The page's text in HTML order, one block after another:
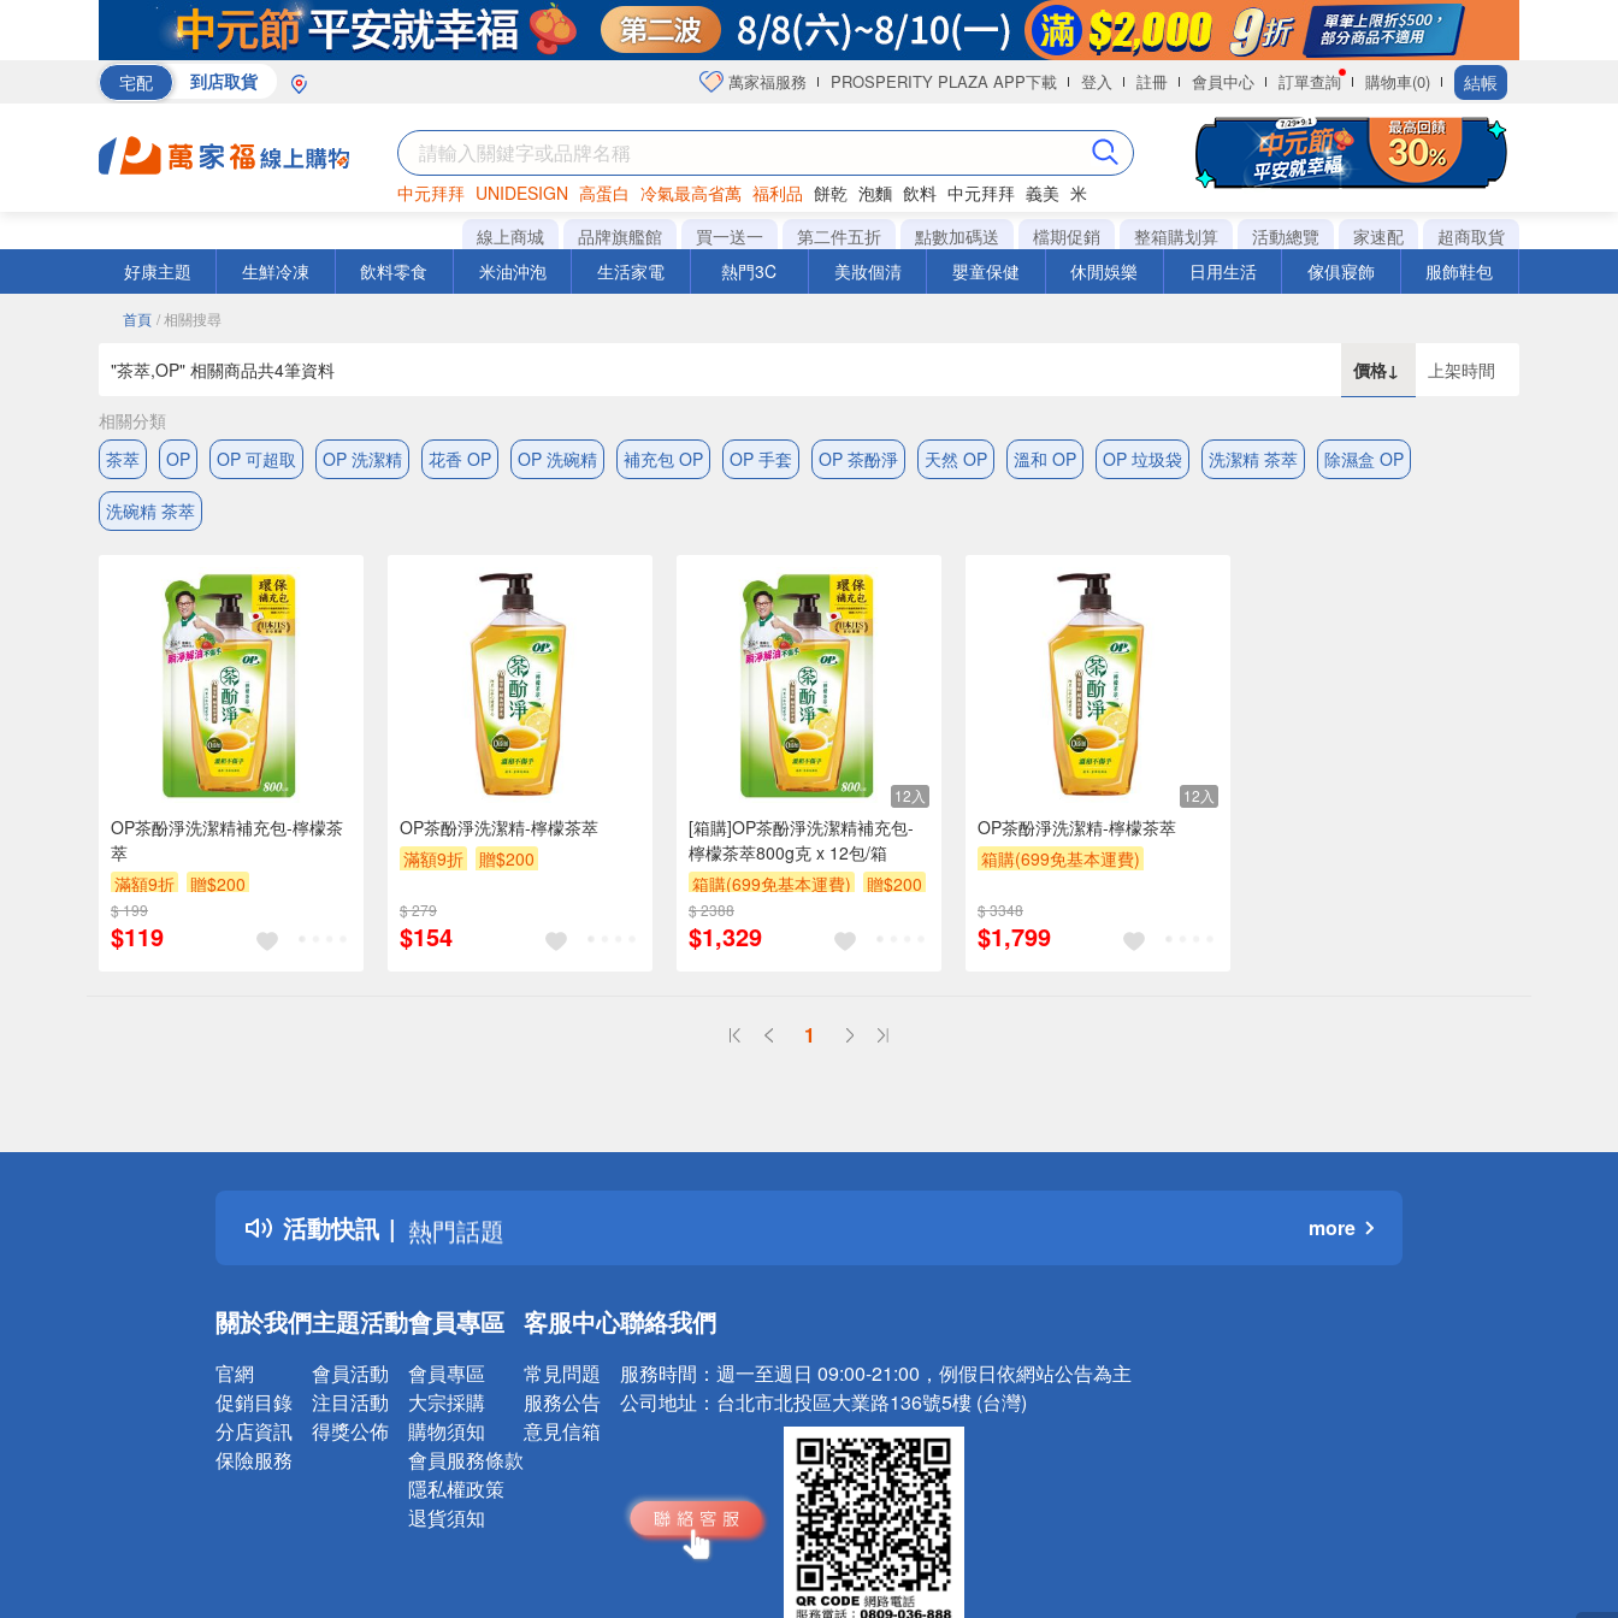
宅配 到店取貨 萬家福服務 PROSPERITY PLAZA APP下載 登入 註冊 會員中心 訂單查詢 購物車(0) 結帳
中元拜拜 UNIDESIGN 高蛋白 冷氣最高省萬 福利品 餅乾 泡麵 飲料 中元拜拜 義美 米
罐頭 咖啡 海苔
線上商城 品牌旗艦館 買一送一 第二件五折 點數加碼送 檔期促銷 整箱購划算 活動總覽 家速配
超商取貨
好康主題
生鮮冷凍 飲料零食 米油沖泡 生活家電 熱門3C 美妝個清 嬰童保健 休閒娛樂 日用生活 傢俱寢飾 服飾鞋包
首頁 / 相關搜尋
"茶萃,OP" 相關商品共4筆資料 價格↓ 上架時間
相關分類
茶萃
OP OP 可超取 OP 洗潔精 花香 OP OP 洗碗精 補充包 OP OP 手套 OP 茶酚淨 天然 OP 溫和 OP OP 垃圾袋 洗潔精 茶萃 除濕盒 OP
洗碗精 茶萃
OP茶酚淨洗潔精補充包-檸檬茶
萃
滿額9折
贈$200
$ 199
$119
OP茶酚淨洗潔精-檸檬茶萃
滿額9折
贈$200
$ 279
$154
12入
[箱購]OP茶酚淨洗潔精補充包-
檸檬茶萃800g克 x 12包/箱
箱購(699免基本運費)
贈$200
$ 2388
$1,329
12入
OP茶酚淨洗潔精-檸檬茶萃
箱購(699免基本運費)
$ 3348
$1,799
1
活動快訊
詐騙網頁！請小心！
得獎公告
熱門話題
銀行優惠
詐騙網頁！請小心！
more
關於我們
官網
促銷目錄
分店資訊
保險服務
主題活動
會員活動
注目活動
得獎公佈
會員專區
會員專區
大宗採購
購物須知
會員服務條款
隱私權政策
退貨須知
客服中心
常見問題
服務公告
意見信箱
聯絡我們
服務時間： 週一至週日 09:00-21:00，例假日依網站公告為主
公司地址： 台北市北投區大業路136號5樓 (台灣)